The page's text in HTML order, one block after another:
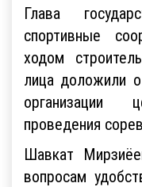
Глава
спортивные
ходом
лица доложили
организации
проведения
Шавкат
вопросам